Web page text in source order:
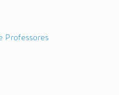
Professores